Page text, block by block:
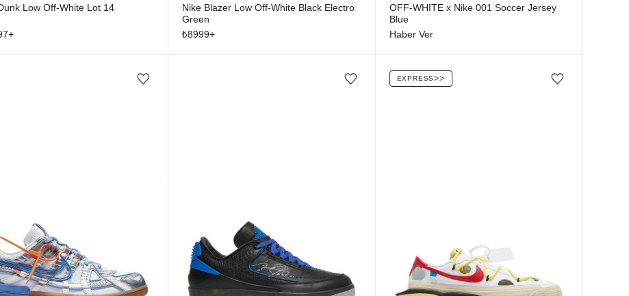
Low Off-White Lot 14
+
Nike Blazer Low Off-White Black Electro
Green
₺8999+
OFF-WHITE x Nike 001 Soccer Jersey
Blue
Haber Ver
Favorilere ekle/çıkar Favorilere ekle/çıkar Favorilere ekle/çıkar
EXPRESSᐳᐳ